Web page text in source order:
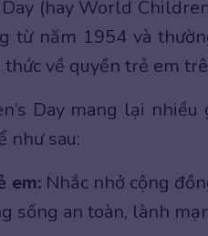
(hay World
từ năm 1954 và
về quyền trẻ em
Day mang lại
như sau:
em:Nhắc nhở cộng
sống an toàn, lành